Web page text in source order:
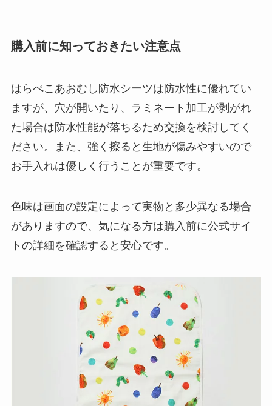
購入前に知っておきたい注意点
はらぺこあおむし防水シーツは防水性に優れてい
ますが、穴が開いたり、ラミネート加工が剥がれ
た場合は防水性能が落ちるため交換を検討してく
ださい。また、強く擦ると生地が傷みやすいので
お手入れは優しく行うことが重要です。
色味は画面の設定によって実物と多少異なる場合
がありますので、気になる方は購入前に公式サイ
トの詳細を確認すると安心です。